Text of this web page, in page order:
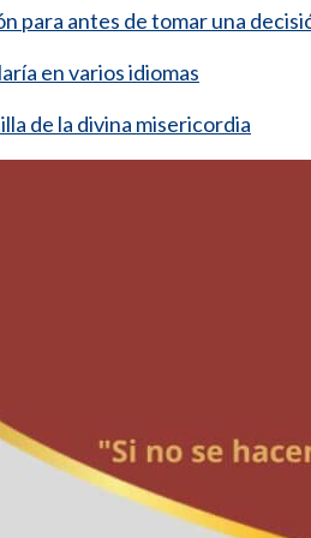
para antes de tomar una
en varios idiomas
de la divina misericordia